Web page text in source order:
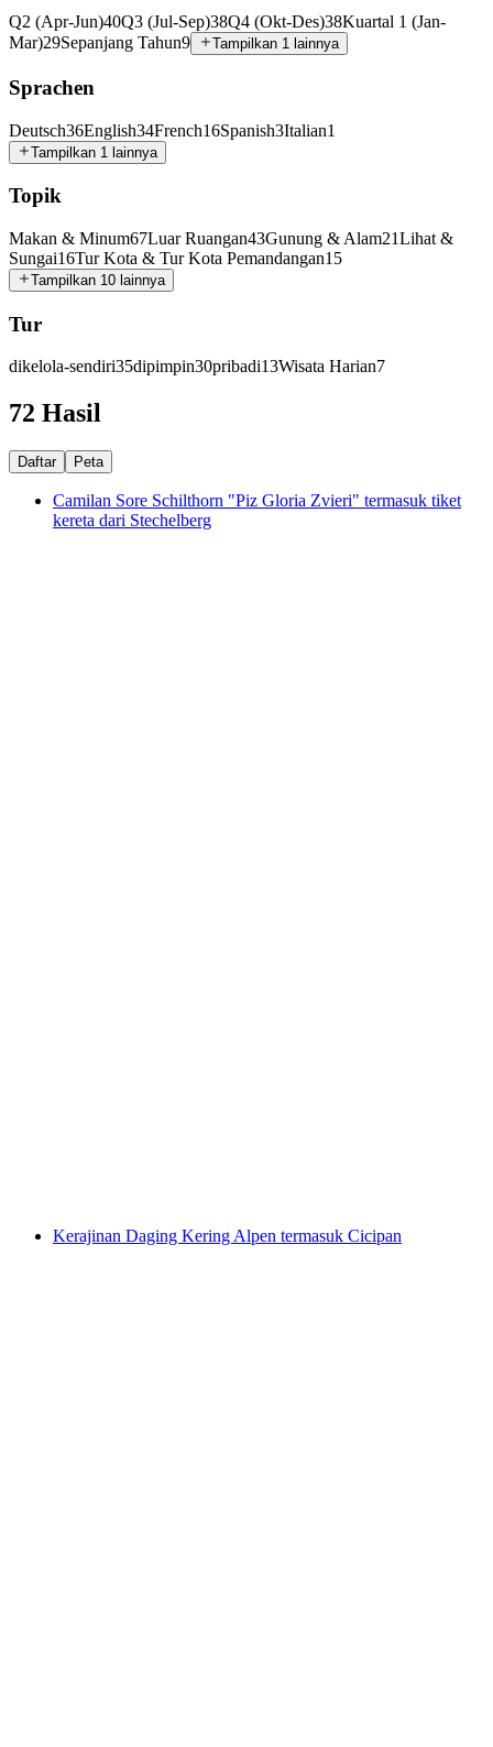
Q2 (Apr-Jun)40Q3 (Jul-Sep)38Q4 (Okt-Des)38Kuartal 1 (Jan-
Mar)29Sepanjang Tahun9 Tampilkan 1 lainnya
Sprachen
Deutsch36English34French16Spanish3Italian1
Tampilkan 1 lainnya
Topik
Makan & Minum67Luar Ruangan43Gunung & Alam21Lihat &
Sungai16Tur Kota & Tur Kota Pemandangan15
Tampilkan 10 lainnya
Tur
dikelola-sendiri35dipimpin30pribadi13Wisata Harian7
72 Hasil
Daftar Peta
Camilan Sore Schilthorn "Piz Gloria Zvieri" termasuk tiket
kereta dari Stechelberg
Kerajinan Daging Kering Alpen termasuk Cicipan